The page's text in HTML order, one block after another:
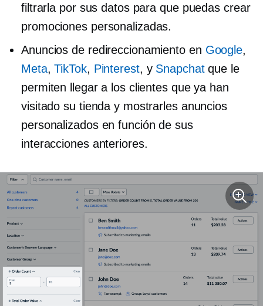
filtrarla por sus datos para que puedas crear
promociones personalizadas.
Anuncios de redireccionamiento en Google,
Meta,TikTok, Pinterest, y Snapchatque le
permiten llegar a los clientes que ya han
visitado su tienda y mostrarles anuncios
personalizados en función de sus
interacciones anteriores.